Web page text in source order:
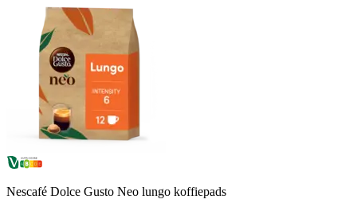
Nescafé Dolce Gusto Neo lungo koffiepads